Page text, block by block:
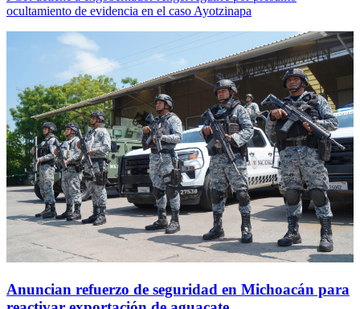
ocultamiento de evidencia en el caso Ayotzinapa
Anuncian refuerzo de seguridad en Michoacán para